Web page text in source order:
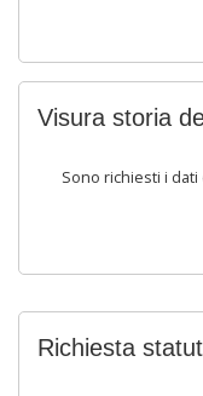
Visura storia
Sono richiesti i
Richiesta